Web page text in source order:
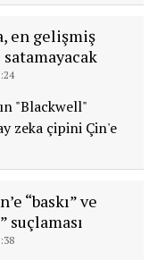
en gelişmiş
"Blackwell"
zeka çipini Çin'e
“baskı” ve
suçlaması